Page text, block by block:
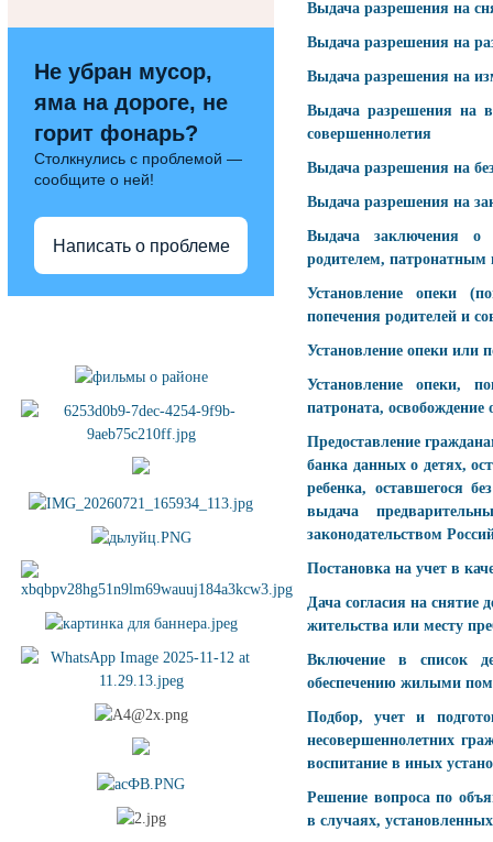
Не убран мусор,
яма на дороге, не
горит фонарь?
Столкнулись с проблемой —
сообщите о ней!
Написать о проблеме
Выдача разрешения на
Выдача разрешения на
Выдача разрешения на
Выдача разрешения на
совершеннолетия
Выдача разрешения на
Выдача разрешения на
Выдача заключения о
родителем, патронатным
Установление опеки
попечения родителей и
Установление опеки или
Установление опеки,
патроната, освобождение
Предоставление
банка данных о детях,
ребенка, оставшегося
выдача
законодательством
Постановка на учет в
Дача согласия на снятие
жительства или месту
Включение в список
обеспечению жилыми
Подбор, учет и
несовершеннолетних
воспитание в иных
Решение вопроса по
в случаях,